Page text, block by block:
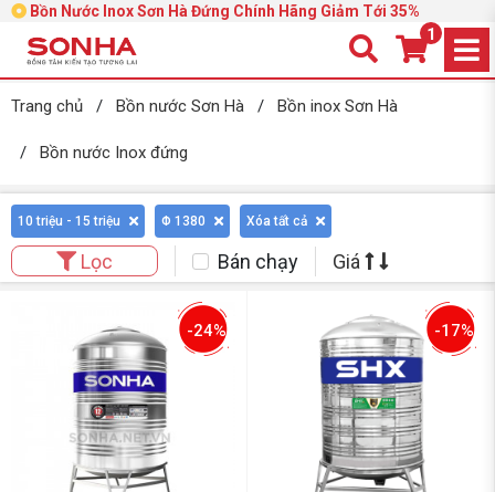
Bồn Nước Inox Sơn Hà Đứng Chính Hãng Giảm Tới 35%
1
Trang chủ / Bồn nước Sơn Hà / Bồn inox Sơn Hà
/ Bồn nước Inox đứng
10 triệu - 15 triệu Φ 1380 Xóa tất cả
Lọc Bán chạy Giá
-24% -17%